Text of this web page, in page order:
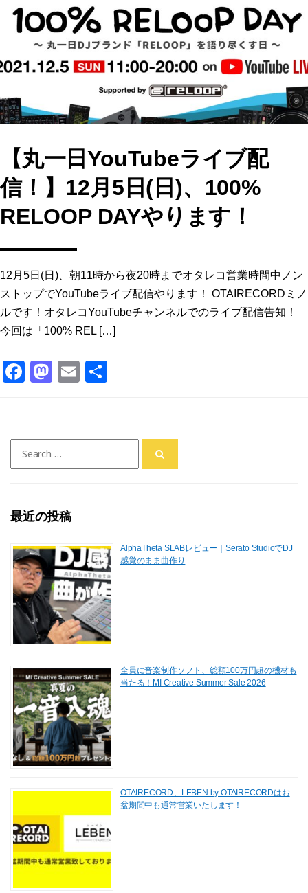
b
o
o
k
d
o
n
【丸一日YouTubeライブ配
信！】12月5日(日)、100%
RELOOP DAYやります！
12月5日(日)、朝11時から夜20時までオタレコ営業時間中ノン
ストップでYouTubeライブ配信やります！ OTAIRECORDミノ
ルです！オタレコYouTubeチャンネルでのライブ配信告知！
今回は「100% REL […]
F
e
b
o
k
M
o
d
n
E
l
for:
最近の投稿
AlphaTheta SLABレビュー｜Serato StudioでDJ
感覚のまま曲作り
全員に音楽制作ソフト、総額100万円超の機材も
当たる！MI Creative Summer Sale 2026
OTAIRECORD、LEBEN by OTAIRECORDはお
盆期間中も通常営業いたします！